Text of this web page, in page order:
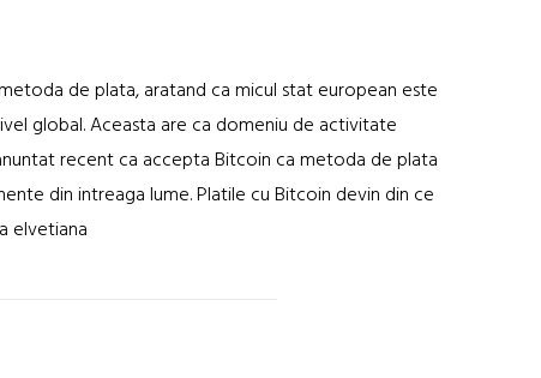
de plata, aratand ca micul stat european este
global. Aceasta are ca domeniu de activitate
recent ca accepta Bitcoin ca metoda de plata
din intreaga lume. Platile cu Bitcoin devin din ce
elvetiana